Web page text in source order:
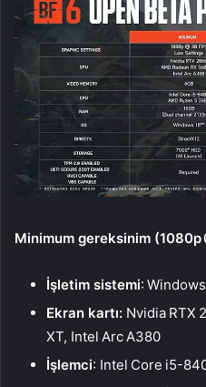
Minimum gereksinim (1080p
İşletim sistemi:
Ekran kartı: Nvidia RTX
XT, Intel Arc A380
İşlemci: Intel Core i5-